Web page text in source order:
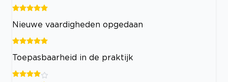
Nieuwe vaardigheden opgedaan
Toepasbaarheid in de praktijk